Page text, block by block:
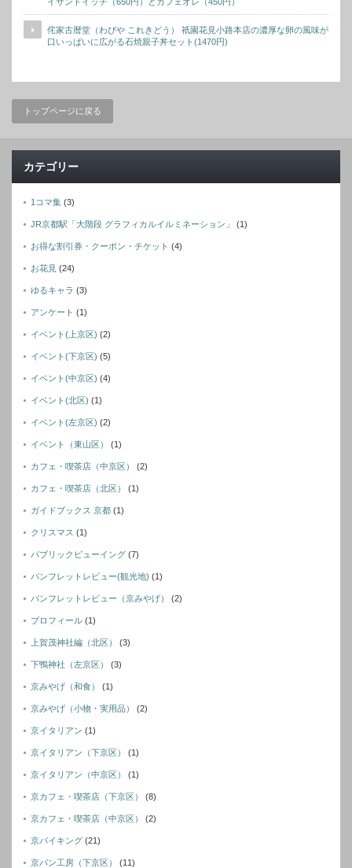
侘家古暦堂（わびや これきどう） 祇園花見小路本店の濃厚な卵の風味が
口いっぱいに広がる石焼親子丼セット(1470円)
トップページに戻る
カテゴリー
1コマ集 (3)
JR京都駅「大階段 グラフィカルイルミネーション」 (1)
お得な割引券・クーポン・チケット (4)
お花見 (24)
ゆるキャラ (3)
アンケート (1)
イベント(上京区) (2)
イベント(下京区) (5)
イベント(中京区) (4)
イベント(北区) (1)
イベント(左京区) (2)
イベント（東山区） (1)
カフェ・喫茶店（中京区） (2)
カフェ・喫茶店（北区） (1)
ガイドブックス 京都 (1)
クリスマス (1)
パブリックビューイング (7)
パンフレットレビュー(観光地) (1)
パンフレットレビュー（京みやげ） (2)
プロフィール (1)
上賀茂神社編（北区） (3)
下鴨神社（左京区） (3)
京みやげ（和食） (1)
京みやげ（小物・実用品） (2)
京イタリアン (1)
京イタリアン（下京区） (1)
京イタリアン（中京区） (1)
京カフェ・喫茶店（下京区） (8)
京カフェ・喫茶店（中京区） (2)
京バイキング (21)
京パン工房（下京区） (11)